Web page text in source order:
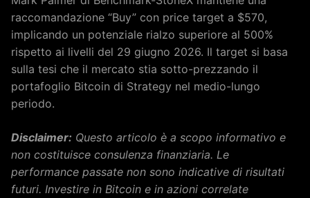
raccomandazione “Buy” con price target a $570,
implicando un potenziale rialzo superiore al 500%
rispetto ai livelli del 29 giugno 2026. Il target si basa
sulla tesi che il mercato stia sotto-prezzando il
portafoglio Bitcoin di Strategy nel medio-lungo
periodo.
Disclaimer: Questo articolo è a scopo informativo e
non costituisce consulenza finanziaria. Le
performance passate non sono indicative di risultati
futuri. Investire in Bitcoin e in azioni correlate